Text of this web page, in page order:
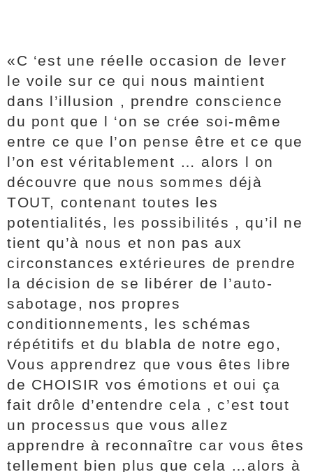
«C ‘est une réelle occasion de lever
le voile sur ce qui nous maintient
dans l’illusion , prendre conscience
du pont que l ‘on se crée soi-même
entre ce que l’on pense être et ce que
l’on est véritablement … alors l on
découvre que nous sommes déjà
TOUT, contenant toutes les
potentialités, les possibilités , qu’il ne
tient qu’à nous et non pas aux
circonstances extérieures de prendre
la décision de se libérer de l’auto-
sabotage, nos propres
conditionnements, les schémas
répétitifs et du blabla de notre ego,
Vous apprendrez que vous êtes libre
de CHOISIR vos émotions et oui ça
fait drôle d’entendre cela , c’est tout
un processus que vous allez
apprendre à reconnaître car vous êtes
tellement bien plus que cela …alors à